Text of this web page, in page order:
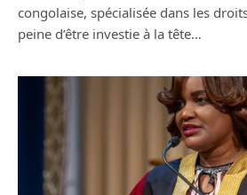
congolaise, spécialisée dans les
peine d’être investie à la tête…